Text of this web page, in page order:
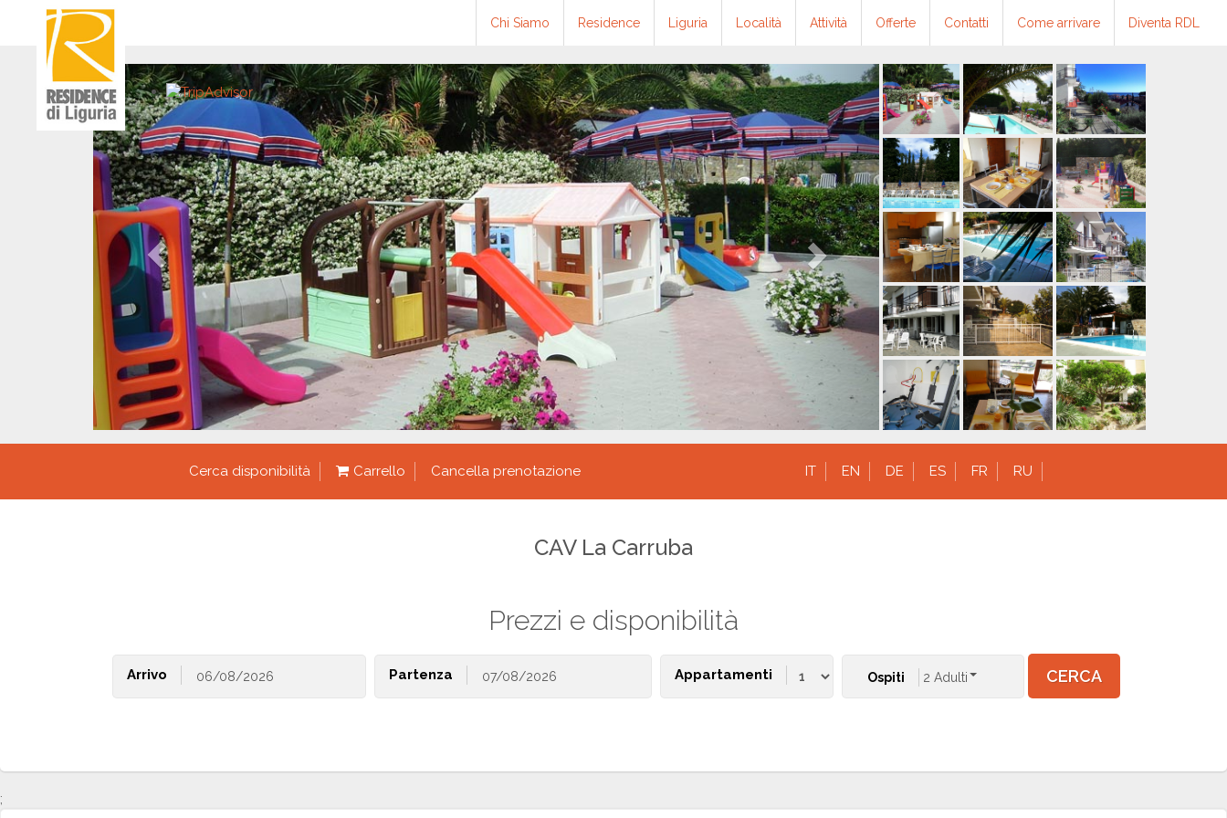
Chi Siamo Residence Liguria Località Attività Offerte Contatti Come arrivare Diventa RDL
Previous Next
Cerca disponibilità Carrello Cancella prenotazione IT EN DE ES FR RU
CAV La Carruba
Prezzi e disponibilità
Arrivo Partenza Appartamenti Ospiti 2 Adulti CERCA
;